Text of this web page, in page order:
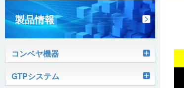
ヒント集
製品情報
コンベヤ機器
軽搬送コンベヤ
GTPシステム